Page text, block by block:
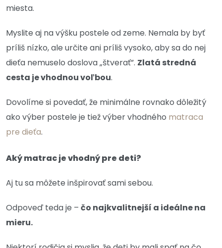
miesta.
Myslite aj na výšku postele od zeme. Nemala by byť
príliš nízko, ale určite ani príliš vysoko, aby sa do nej
dieťa nemuselo doslova „štverať”. Zlatá stredná
cesta je vhodnou voľbou.
Dovolíme si povedať, že minimálne rovnako dôležitý
ako výber postele je tiež výber vhodného matraca
pre dieťa.
Aký matrac je vhodný pre deti?
Aj tu sa môžete inšpirovať sami sebou.
Odpoveď teda je – čo najkvalitnejší a ideálne na
mieru.